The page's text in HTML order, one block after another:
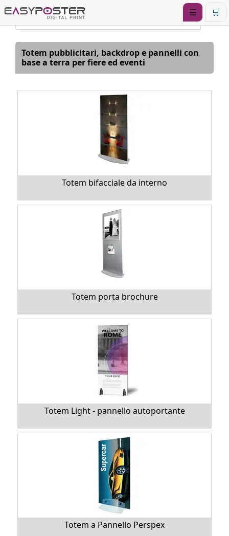
☰ 🛒
Totem pubblicitari, backdrop e pannelli con
base a terra per fiere ed eventi
Totem bifacciale da interno
Totem porta brochure
Totem Light - pannello autoportante
Totem a Pannello Perspex